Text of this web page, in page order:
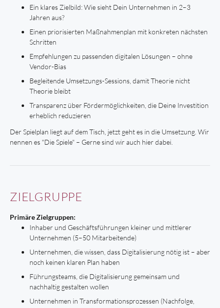
Ein klares Zielbild: Wie sieht Dein Unternehmen in 2–3
Jahren aus?
Einen priorisierten Maßnahmenplan mit konkreten nächsten
Schritten
Empfehlungen zu passenden digitalen Lösungen – ohne
Vendor-Bias
Begleitende Umsetzungs-Sessions, damit Theorie nicht
Theorie bleibt
Transparenz über Fördermöglichkeiten, die Deine Investition
erheblich reduzieren
Der Spielplan liegt auf dem Tisch, jetzt geht es in die Umsetzung. Wir
nennen es "Die Spiele" – Gerne sind wir auch hier dabei.
ZIELGRUPPE
Primäre Zielgruppen:
Inhaber und Geschäftsführungen kleiner und mittlerer
Unternehmen (5–50 Mitarbeitende)
Unternehmen, die wissen, dass Digitalisierung nötig ist – aber
noch keinen klaren Plan haben
Führungsteams, die Digitalisierung gemeinsam und
nachhaltig gestalten wollen
Unternehmen in Transformationsprozessen (Nachfolge,